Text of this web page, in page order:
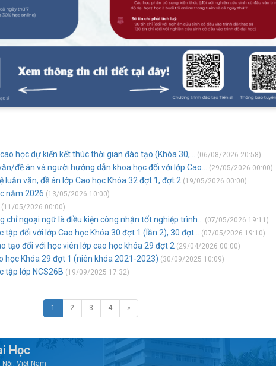
học dự kiến kết thúc thời gian đào tạo (Khóa 30,... (06/08/2026 20:58)
đề án và người hướng dẫn khoa học đối với lớp Cao... (29/05/2026 00:00)
luận văn, đề án lớp Cao học Khóa 32 đợt 1, đợt 2 (19/05/2026 00:00)
năm 2026 (13/05/2026 10:00)
(11/05/2026 00:00)
chỉ ngoại ngữ là điều kiện công nhận tốt nghiệp trình... (07/05/2026 19:11)
tập đối với lớp Cao học Khóa 30 đợt 1 (lần 2), 30 đợt... (07/05/2026 19:10)
tạo đối với học viên lớp cao học khóa 29 đợt 2 (29/04/2026 00:00)
học Khóa 29 đợt 1 (niên khóa 2021-2023) (30/09/2025 10:09)
tập lớp NCS26B (19/09/2025 17:32)
1 2 3 4 »
Học
Nội, Việt Nam